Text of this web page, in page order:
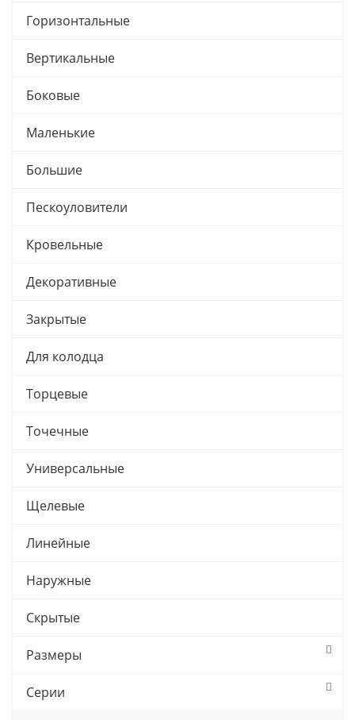
Горизонтальные
Вертикальные
Боковые
Маленькие
Большие
Пескоуловители
Кровельные
Декоративные
Закрытые
Для колодца
Торцевые
Точечные
Универсальные
Щелевые
Линейные
Наружные
Скрытые
Размеры
Серии